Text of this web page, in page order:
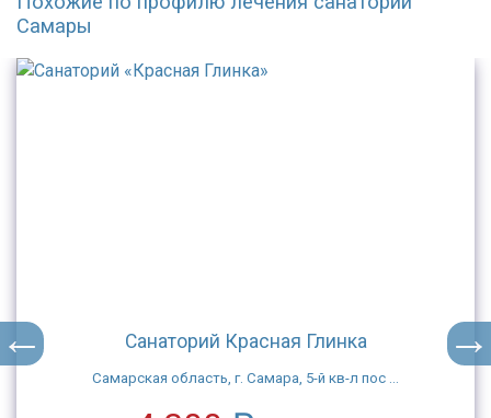
Самары
Санаторий Красная Глинка
Самарская область, г. Самара, 5-й кв-л пос ...